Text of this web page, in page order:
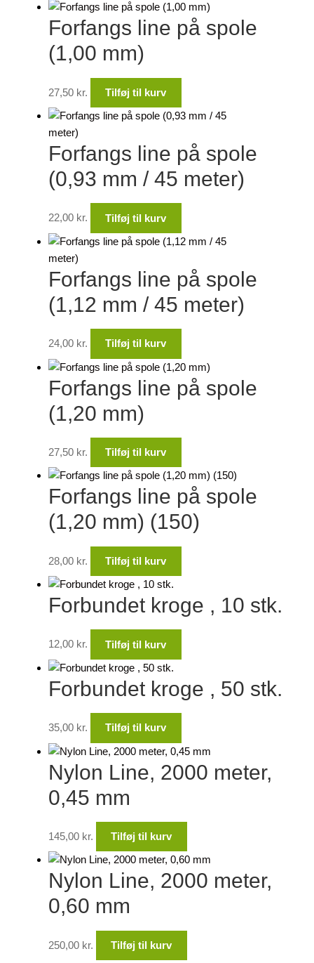
Forfangs line på spole
(1,00 mm)
27,50 kr. Tilføj til kurv
Forfangs line på spole
(0,93 mm / 45 meter)
22,00 kr. Tilføj til kurv
Forfangs line på spole
(1,12 mm / 45 meter)
24,00 kr. Tilføj til kurv
Forfangs line på spole
(1,20 mm)
27,50 kr. Tilføj til kurv
Forfangs line på spole
(1,20 mm) (150)
28,00 kr. Tilføj til kurv
Forbundet kroge , 10 stk.
12,00 kr. Tilføj til kurv
Forbundet kroge , 50 stk.
35,00 kr. Tilføj til kurv
Nylon Line, 2000 meter,
0,45 mm
145,00 kr. Tilføj til kurv
Nylon Line, 2000 meter,
0,60 mm
250,00 kr. Tilføj til kurv